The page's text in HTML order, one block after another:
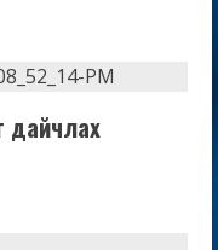
дайчлах